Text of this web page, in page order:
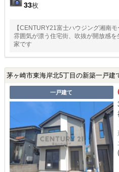
33枚
【CENTURY21富士ハウジング湘南
雰囲気が漂う住宅街、吹抜が開放感
家です
茅ヶ崎市東海岸北5丁目の新築一戸建
一戸建て